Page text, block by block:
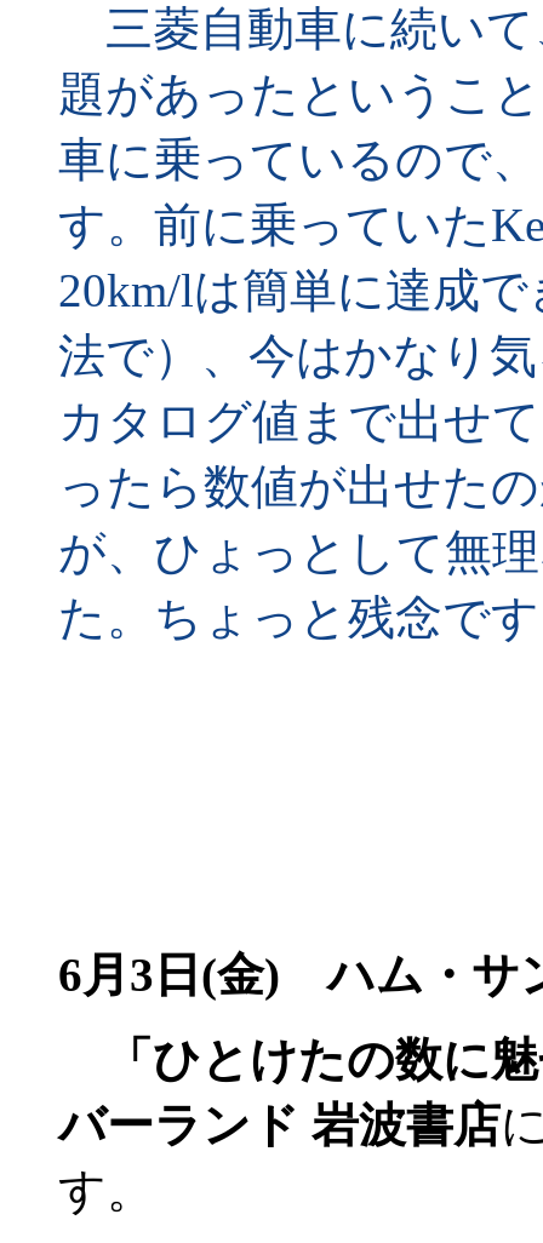
三菱自動車に続い
題があったというこ
車に乗っているので
す。前に乗っていた
20km/lは簡単に達成
法で）、今はかなり
カタログ値まで出せ
ったら数値が出せた
が、ひょっとして無
た。ちょっと残念で
6月3日(金) ハム・サ
「ひとけたの数に
バーランド 岩波書店
す。